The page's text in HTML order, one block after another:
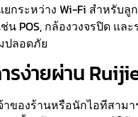
กระหว่าง Wi-Fi สำหรับลู
น POS, กล้องวงจรปิด แล
ปลอดภัย
รง่ายผ่าน
าของร้านหรือนักไอทีสาม